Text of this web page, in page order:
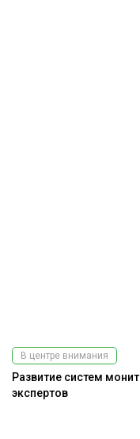
В центре внимания
Развитие систем
экспертов